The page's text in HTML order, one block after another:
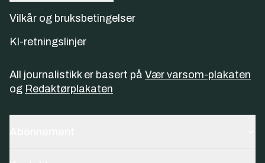
Vilkår og bruksbetingelser
KI-retningslinjer
All journalistikk er basert på Vær varsom-plakaten
og Redaktørplakaten